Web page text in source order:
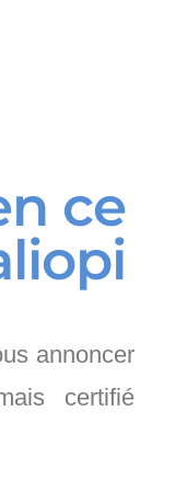
ce
annoncer
certifié